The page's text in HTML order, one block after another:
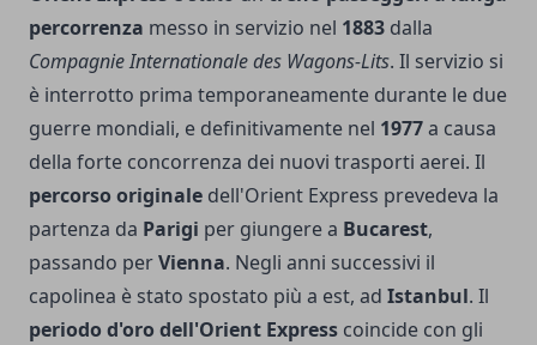
percorrenza messo in servizio nel 1883 dalla
Compagnie Internationale des Wagons-Lits. Il servizio si
è interrotto prima temporaneamente durante le due
guerre mondiali, e definitivamente nel 1977a causa
della forte concorrenza dei nuovi trasporti aerei. Il
percorso originale dell'Orient Express prevedeva la
partenza da Parigi per giungere a Bucarest,
passando perVienna. Negli anni successivi il
capolinea è stato spostato più a est, ad Istanbul. Il
periodo d'oro dell'Orient Express coincide con gli